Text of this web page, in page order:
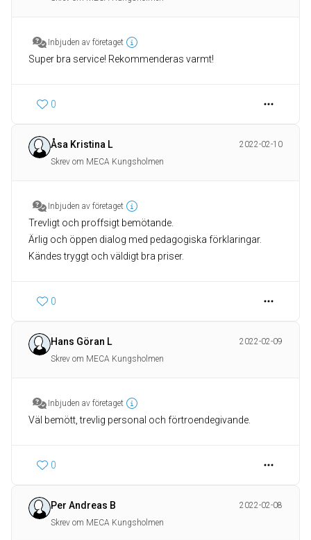
Inbjuden av företaget
Super bra service! Rekommenderas varmt!
0
Åsa Kristina L
2022-02-10
Skrev om MECA Kungsholmen
Inbjuden av företaget
Trevligt och proffsigt bemötande.
Ärlig och öppen dialog med pedagogiska förklaringar.
Kändes tryggt och väldigt bra priser.
0
Hans Göran L
2022-02-09
Skrev om MECA Kungsholmen
Inbjuden av företaget
Väl bemött, trevlig personal och förtroendegivande.
0
Per Andreas B
2022-02-08
Skrev om MECA Kungsholmen